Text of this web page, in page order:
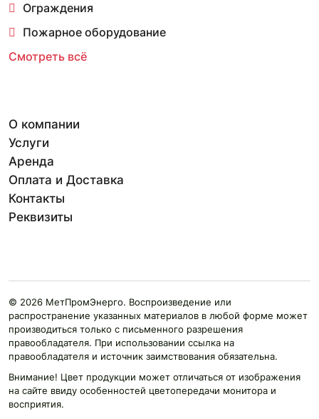
Ограждения
Пожарное оборудование
Смотреть всё
О компании
Услуги
Аренда
Оплата и Доставка
Контакты
Реквизиты
© 2026 МетПромЭнерго. Воспроизведение или
распространение указанных материалов в любой форме может
производиться только с письменного разрешения
правообладателя. При использовании ссылка на
правообладателя и источник заимствования обязательна.
Внимание! Цвет продукции может отличаться от изображения
на сайте ввиду особенностей цветопередачи монитора и
восприятия.